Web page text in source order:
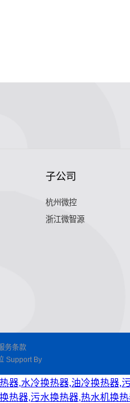
子公司
杭州微控
浙江微智源
务条款
Support By
器,水冷换热器,油冷换热器,
热器,污水换热器,热水机换